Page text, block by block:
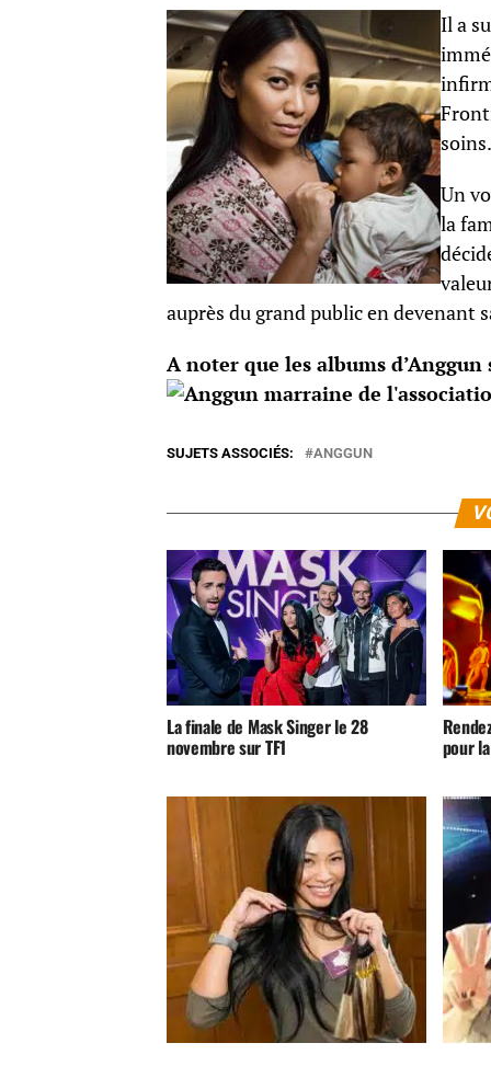
Il a
soins.
Un
la
auprès du grand public en devenant
A noter que les albums
SUJETS ASSOCIÉS: ANGGUN
La finale de Mask Singer le 28
novembre sur TF1 pour